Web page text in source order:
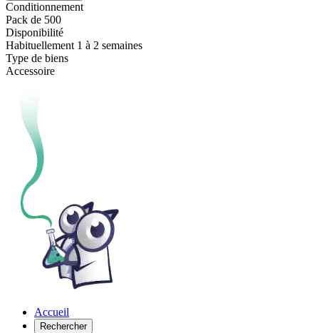
Conditionnement
Pack de 500
Disponibilité
Habituellement 1 à 2 semaines
Type de biens
Accessoire
Accueil
Rechercher